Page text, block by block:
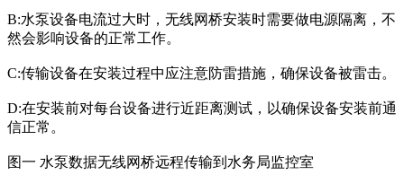
B:水泵设备电流过大时，无线网桥安装时需要做电源隔离，不
然会影响设备的正常工作。
C:传输设备在安装过程中应注意防雷措施，确保设备被雷击。
D:在安装前对每台设备进行近距离测试，以确保设备安装前通
信正常。
图一 水泵数据无线网桥远程传输到水务局监控室